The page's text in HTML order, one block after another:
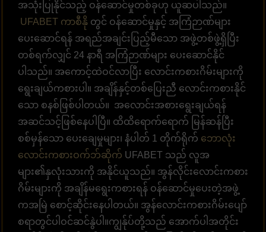
အသုံးပြုနိုင်သည့် ဝန်ဆောင်မှုတစ်ခုဟု ယူဆပါသည်။
UFABET ကာစီနို တွင် ဝန်ဆောင်မှုနှင့် အကြံဉာဏ်များ
ပေးဆောင်ရန် အရည်အချင်းပြည့်မီသော အဖွဲ့တစ်ဖွဲ့ရှိပြီး
တစ်ရက်လျှင် 24 နာရီ အကြံဉာဏ်များ ပေးဆောင်နိုင်
ပါသည်။ အကောင့်ထဲဝင်လာပြီး လောင်းကစားဂိမ်းများကို
ရွေးချယ်ကစားပါ။ အချိန်နှင့်တစ်ပြေးညီ လောင်းကစားနိုင်
သော စနစ်ဖြစ်ပါတယ်။ အလောင်းအစားရွေးချယ်ရန်
အဆင်သင့်ဖြစ်နေပါပြီ။ ထိထိရောက်ရောက် မြန်ဆန်ပြီး
စစ်မှန်သော ပေးချေမှုများ၊ နံပါတ် 1 တိုက်ရိုက် ဘောလုံး
လောင်းကစားဝက်ဘ်ဆိုက် UFABET သည် လူအ
များ၏နှလုံးသားကို အနိုင်ယူသည်။ အွန်လိုင်းလောင်းကစား
ဂိမ်းများကို အချိန်မရွေးကစားရန် ဝန်ဆောင်မှုပေးတဲ့အဖွဲ့
ကအမြဲ စောင့်ဆိုင်းနေပါတယ်။ အွန်လောင်းကစားဂိမ်းပျော်
စရာတွင်ပါဝင်ဆင်နွဲပါ။ကျွန်ုပ်တို့သည် အောက်ပါအတိုင်း